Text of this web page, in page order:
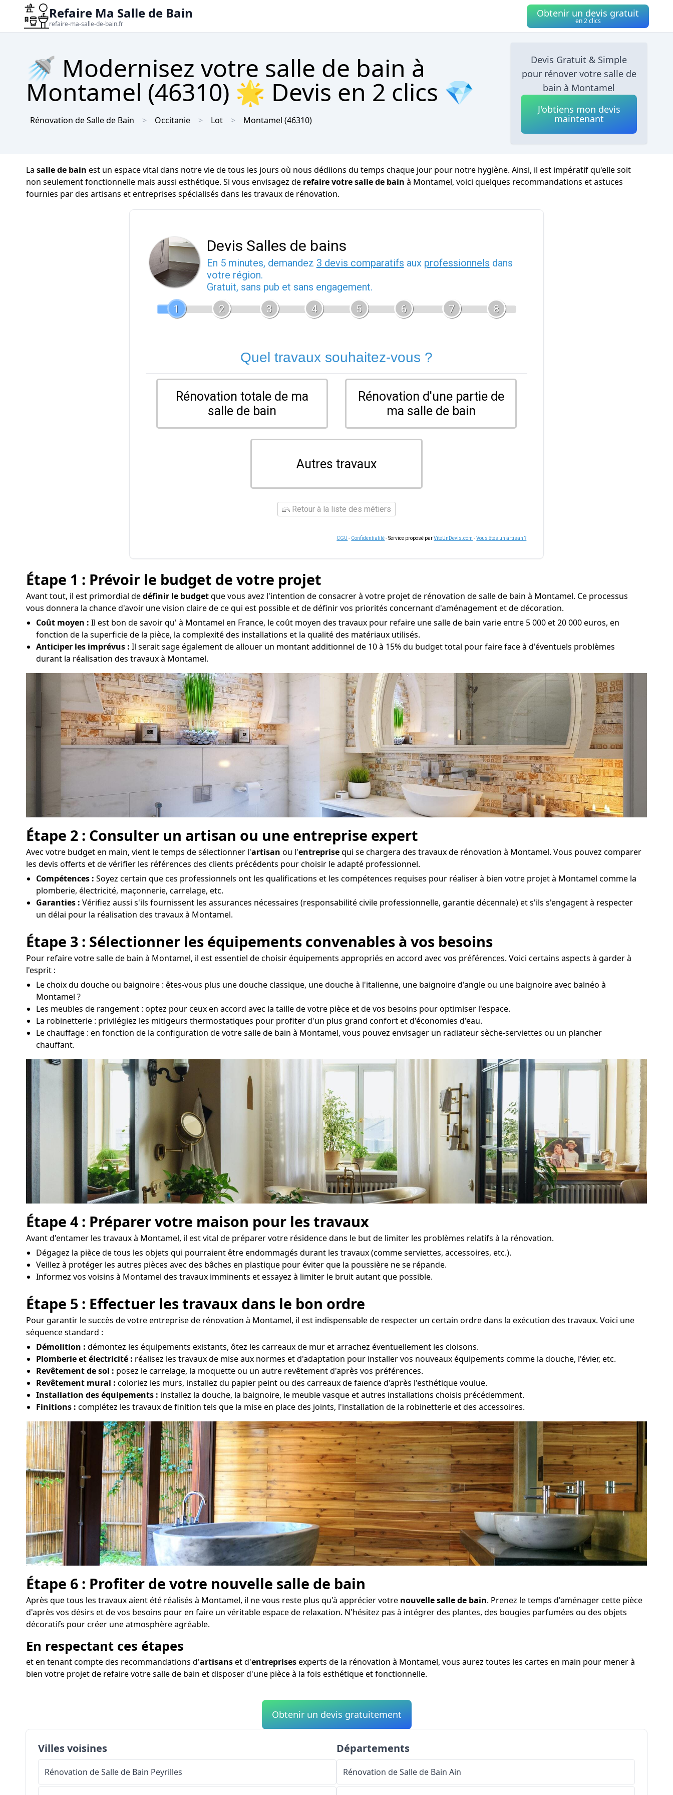
Refaire Ma Salle de Bain
refaire-ma-salle-de-bain.fr
Obtenir un devis gratuit
en 2 clics
🚿 Modernisez votre salle de bain à
Montamel (46310) 🌟 Devis en 2 clics 💎
Rénovation de Salle de Bain Occitanie Lot Montamel (46310)
Devis Gratuit & Simple
pour rénover votre salle de
bain à Montamel
J'obtiens mon devis
maintenant
La salle de bain est un espace vital dans notre vie de tous les jours où nous dédiions du temps chaque jour pour notre hygiène. Ainsi, il est impératif qu'elle soit
non seulement fonctionnelle mais aussi esthétique. Si vous envisagez de refaire votre salle de bain à Montamel, voici quelques recommandations et astuces
fournies par des artisans et entreprises spécialisés dans les travaux de rénovation.
Devis Salles de bains
En 5 minutes, demandez 3 devis comparatifs aux professionnels dans
votre région.
Gratuit, sans pub et sans engagement.
1
2 3 4 5 6 7 8
Quel travaux souhaitez-vous ?
Rénovation totale de ma
salle de bain
Rénovation d'une partie de
ma salle de bain
Autres travaux
Retour à la liste des métiers
CGU - Confidentialité- Service proposé parViteUnDevis.com -Vous êtes un artisan ?
Étape 1 : Prévoir le budget de votre projet
Avant tout, il est primordial dedéfinir le budgetque vous avez l'intention de consacrer à votre projet de rénovation de salle de bain à Montamel. Ce processus
vous donnera la chance d'avoir une vision claire de ce qui est possible et de définir vos priorités concernant d'aménagement et de décoration.
Coût moyen : Il est bon de savoir qu' à Montamel en France, le coût moyen des travaux pour refaire une salle de bain varie entre 5 000 et 20 000 euros, en
fonction de la superficie de la pièce, la complexité des installations et la qualité des matériaux utilisés.
Anticiper les imprévus : Il serait sage également de allouer un montant additionnel de 10 à 15% du budget total pour faire face à d'éventuels problèmes
durant la réalisation des travaux à Montamel.
Étape 2 : Consulter un artisan ou une entreprise expert
Avec votre budget en main, vient le temps de sélectionner l'artisan ou l'entreprisequi se chargera des travaux de rénovation à Montamel. Vous pouvez comparer
les devis offerts et de vérifier les références des clients précédents pour choisir le adapté professionnel.
Compétences : Soyez certain que ces professionnels ont les qualifications et les compétences requises pour réaliser à bien votre projet à Montamel comme la
plomberie, électricité, maçonnerie, carrelage, etc.
Garanties : Vérifiez aussi s'ils fournissent les assurances nécessaires (responsabilité civile professionnelle, garantie décennale) et s'ils s'engagent à respecter
un délai pour la réalisation des travaux à Montamel.
Étape 3 : Sélectionner les équipements convenables à vos besoins
Pour refaire votre salle de bain à Montamel, il est essentiel de choisir équipements appropriés en accord avec vos préférences. Voici certains aspects à garder à
l'esprit :
Le choix du douche ou baignoire : êtes-vous plus une douche classique, une douche à l'italienne, une baignoire d'angle ou une baignoire avec balnéo à
Montamel ?
Les meubles de rangement : optez pour ceux en accord avec la taille de votre pièce et de vos besoins pour optimiser l'espace.
La robinetterie : privilégiez les mitigeurs thermostatiques pour profiter d'un plus grand confort et d'économies d'eau.
Le chauffage : en fonction de la configuration de votre salle de bain à Montamel, vous pouvez envisager un radiateur sèche-serviettes ou un plancher
chauffant.
Étape 4 : Préparer votre maison pour les travaux
Avant d'entamer les travaux à Montamel, il est vital de préparer votre résidence dans le but de limiter les problèmes relatifs à la rénovation.
Dégagez la pièce de tous les objets qui pourraient être endommagés durant les travaux (comme serviettes, accessoires, etc.).
Veillez à protéger les autres pièces avec des bâches en plastique pour éviter que la poussière ne se répande.
Informez vos voisins à Montamel des travaux imminents et essayez à limiter le bruit autant que possible.
Étape 5 : Effectuer les travaux dans le bon ordre
Pour garantir le succès de votre entreprise de rénovation à Montamel, il est indispensable de respecter un certain ordre dans la exécution des travaux. Voici une
séquence standard :
Démolition : démontez les équipements existants, ôtez les carreaux de mur et arrachez éventuellement les cloisons.
Plomberie et électricité : réalisez les travaux de mise aux normes et d'adaptation pour installer vos nouveaux équipements comme la douche, l'évier, etc.
Revêtement de sol : posez le carrelage, la moquette ou un autre revêtement d'après vos préférences.
Revêtement mural : coloriez les murs, installez du papier peint ou des carreaux de faïence d'après l'esthétique voulue.
Installation des équipements : installez la douche, la baignoire, le meuble vasque et autres installations choisis précédemment.
Finitions : complétez les travaux de finition tels que la mise en place des joints, l'installation de la robinetterie et des accessoires.
Étape 6 : Profiter de votre nouvelle salle de bain
Après que tous les travaux aient été réalisés à Montamel, il ne vous reste plus qu'à apprécier votre nouvelle salle de bain. Prenez le temps d'aménager cette pièce
d'après vos désirs et de vos besoins pour en faire un véritable espace de relaxation. N'hésitez pas à intégrer des plantes, des bougies parfumées ou des objets
décoratifs pour créer une atmosphère agréable.
En respectant ces étapes
et en tenant compte des recommandations d'artisanset d'entreprisesexperts de la rénovation à Montamel, vous aurez toutes les cartes en main pour mener à
bien votre projet de refaire votre salle de bain et disposer d'une pièce à la fois esthétique et fonctionnelle.
Obtenir un devis gratuitement
Villes voisines
Rénovation de Salle de Bain Peyrilles
Départements
Rénovation de Salle de Bain Ain